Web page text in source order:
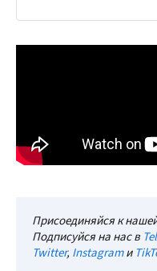
Присоединяйся к
Подписуйся на нас в
Twitter, Instagramи